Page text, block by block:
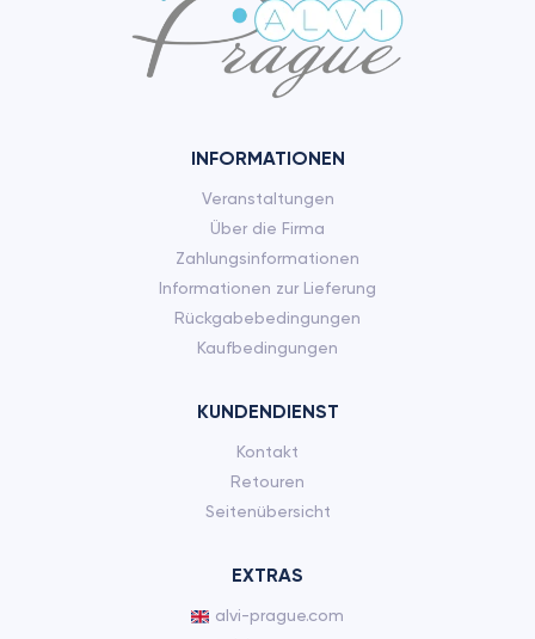
INFORMATIONEN
Veranstaltungen
Über die Firma
Zahlungsinformationen
Informationen zur Lieferung
Rückgabebedingungen
Kaufbedingungen
KUNDENDIENST
Kontakt
Retouren
Seitenübersicht
EXTRAS
alvi-prague.com